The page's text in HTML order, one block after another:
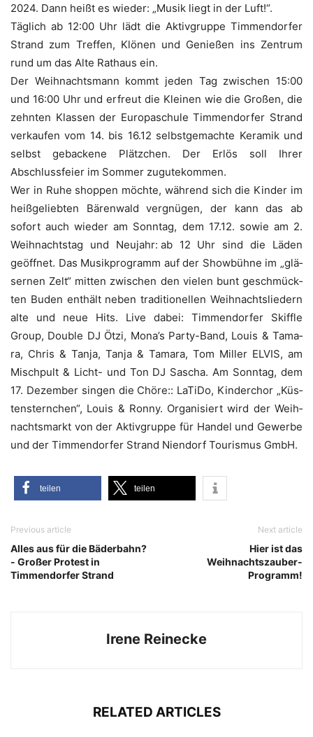
2024. Dann heißt es wie­der: „Musik liegt in der Luft!“.
Täg­lich ab 12:00 Uhr lädt die Aktiv­grup­pe Tim­men­dor­fer
Strand zum Tref­fen, Klö­nen und Genie­ßen ins Zen­trum
rund um das Alte Rat­haus ein.
Der Weih­nachts­mann kommt jeden Tag zwi­schen 15:00
und 16:00 Uhr und erfreut die Klei­nen wie die Gro­ßen, die
zehn­ten Klas­sen der Euro­pa­schu­le Tim­men­dor­fer Strand
ver­kau­fen vom 14. bis 16.12 selbst­ge­mach­te Kera­mik und
selbst geba­cke­ne Plätz­chen. Der Erlös soll Ihrer
Abschluss­fei­er im Som­mer zugutekommen.
Wer in Ruhe shop­pen möch­te, wäh­rend sich die Kin­der im
heiß­ge­lieb­ten Bären­wald ver­gnü­gen, der kann das ab
sofort auch wie­der am Sonn­tag, dem 17.12. sowie am 2.
Weih­nachts­tag und Neu­jahr: ab 12 Uhr sind die Läden
geöff­net. Das Musik­pro­gramm auf der Show­büh­ne im „glä­
ser­nen Zelt“ mit­ten zwi­schen den vie­len bunt geschmück­
ten Buden ent­hält neben tra­di­tio­nel­len Weih­nachts­lie­dern
alte und neue Hits. Live dabei: Tim­men­dor­fer Skiff­le
Group, Dou­ble DJ Ötzi, Mona’s Par­ty-Band, Lou­is & Tama­
ra, Chris & Tan­ja, Tan­ja & Tama­ra, Tom Mil­ler ELVIS, am
Misch­pult & Licht- und Ton DJ Sascha. Am Sonn­tag, dem
17. Dezem­ber sin­gen die Chö­re:: LaTi­Do, Kin­der­chor „Küs­
ten­stern­chen“, Lou­is & Ron­ny. Orga­ni­siert wird der Weih­
nachts­markt von der Aktiv­grup­pe für Han­del und Gewer­be
und der Tim­men­dor­fer Strand Nien­dorf Tou­ris­mus GmbH.
tei­len tei­len
Previous article
Alles aus für die Bäderbahn?
- Großer Protest in
Timmendorfer Strand
Next article
Hier ist das
Weihnachtszauber-
Programm!
Irene Reinecke
RELATED ARTICLES